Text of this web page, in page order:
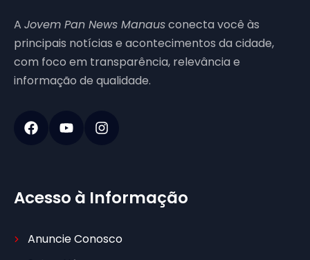
A Jovem Pan News Manausconecta você às
principais notícias e acontecimentos da cidade,
com foco em transparência, relevância e
informação de qualidade.
Acesso à Informação
Anuncie Conosco